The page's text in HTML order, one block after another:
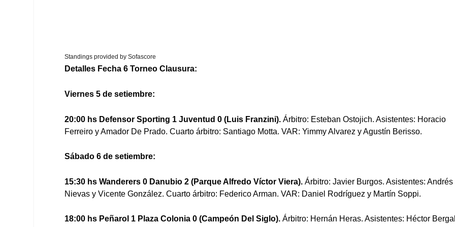
Standings provided bySofascore
Detalles Fecha 6 Torneo Clausura:
Viernes 5 de setiembre:
20:00 hs Defensor Sporting 1 Juventud 0 (Luis Franzini). Árbitro: Esteban Ostojich. Asistentes: Horacio
Ferreiro y Amador De Prado. Cuarto árbitro: Santiago Motta. VAR: Yimmy Alvarez y Agustín Berisso.
Sábado 6 de setiembre:
15:30 hs Wanderers 0 Danubio 2 (Parque Alfredo Víctor Viera).Árbitro: Javier Burgos. Asistentes: Andrés
Nievas y Vicente González. Cuarto árbitro: Federico Arman. VAR: Daniel Rodríguez y Martín Soppi.
18:00 hs Peñarol 1 Plaza Colonia 0 (Campeón Del Siglo). Árbitro: Hernán Heras. Asistentes: Héctor